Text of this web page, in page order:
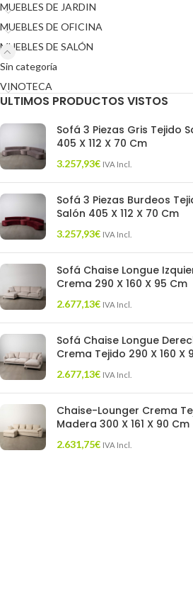
MUEBLES DE JARDIN
MUEBLES DE OFICINA
MUEBLES DE SALÓN
Sin categoría
VINOTECA
ULTIMOS PRODUCTOS VISTOS
Sofá 3 Piezas Gris Tejido
405 X 112 X 70 Cm
3.257,93€ IVA Incl.
Sofá 3 Piezas Burdeos
Salón 405 X 112 X 70 Cm
3.257,93€ IVA Incl.
Sofá Chaise Longue
Crema 290 X 160 X 95 Cm
2.677,13€ IVA Incl.
Sofá Chaise Longue
Crema Tejido 290 X 160 X
2.677,13€ IVA Incl.
Chaise-Lounger Crema
Madera 300 X 161 X 90 Cm
2.631,75€ IVA Incl.